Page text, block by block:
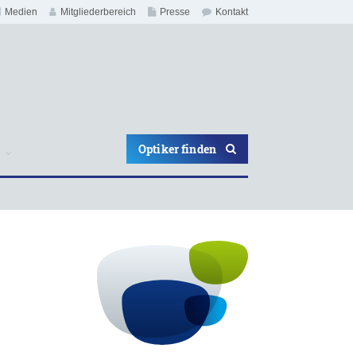
Kontakt
Presse
Mitgliederbereich
Medien
Optiker finden